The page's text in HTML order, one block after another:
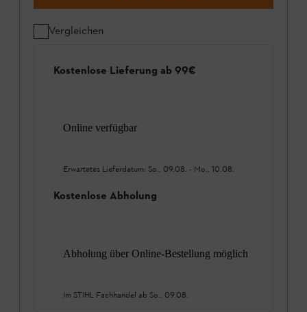
Vergleichen
Kostenlose Lieferung ab 99€
Online verfügbar
Erwartetes Lieferdatum: So., 09.08. - Mo., 10.08.
Kostenlose Abholung
Abholung über Online-Bestellung möglich
Im STIHL Fachhandel ab So., 09.08.